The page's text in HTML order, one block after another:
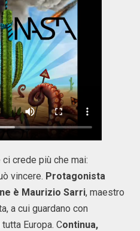
crede più che mai:
vincere. Protagonista
è Maurizio Sarri, maestro
a cui guardano con
Europa. Continua,